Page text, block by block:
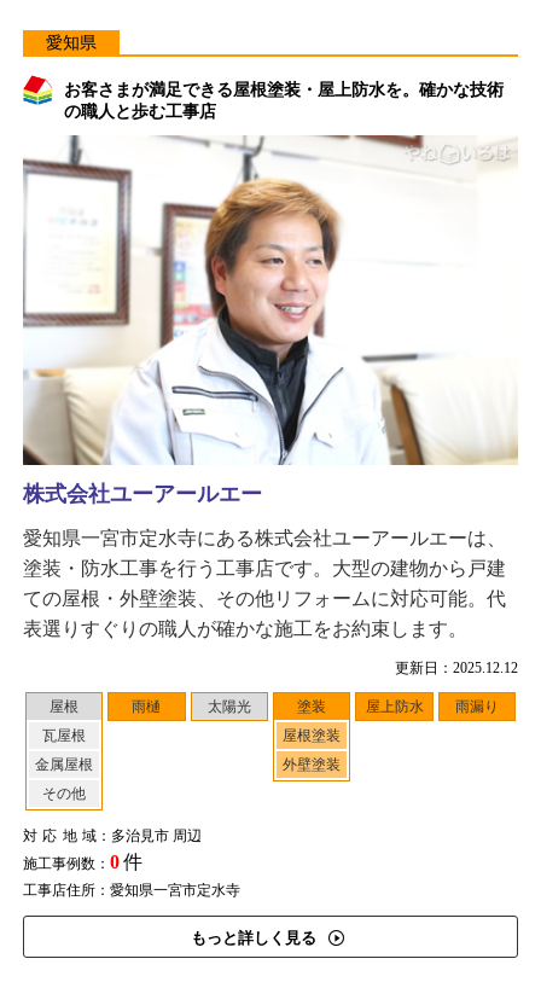
愛知県
お客さまが満足できる屋根塗装・屋上防水を。確かな技術
の職人と歩む工事店
更新日：2025.12.12
屋根
瓦屋根
金属屋根
その他
雨樋 太陽光
塗装
屋根塗装
外壁塗装
屋上防水 雨漏り
対応地域：多治見市 周辺
施工事例数： 0件
工事店住所：愛知県一宮市定水寺
もっと詳しく見る
株式会社ユーアールエー
愛知県一宮市定水寺にある株式会社ユーアールエーは、
塗装・防水工事を行う工事店です。大型の建物から戸建
ての屋根・外壁塗装、その他リフォームに対応可能。代
表選りすぐりの職人が確かな施工をお約束します。